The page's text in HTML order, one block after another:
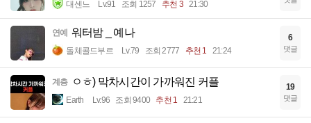
대센느 Lv.91 조회 1257 추천 3 21:30
연예 워터밤 _ 예나
돌체콜드부르 Lv.79 조회 2777 추천 1 21:24
6
댓글
계층 ㅇㅎ) 막차시간이 가까워진 커플
Earth Lv.96 조회 9400 추천 1 21:21
19
댓글